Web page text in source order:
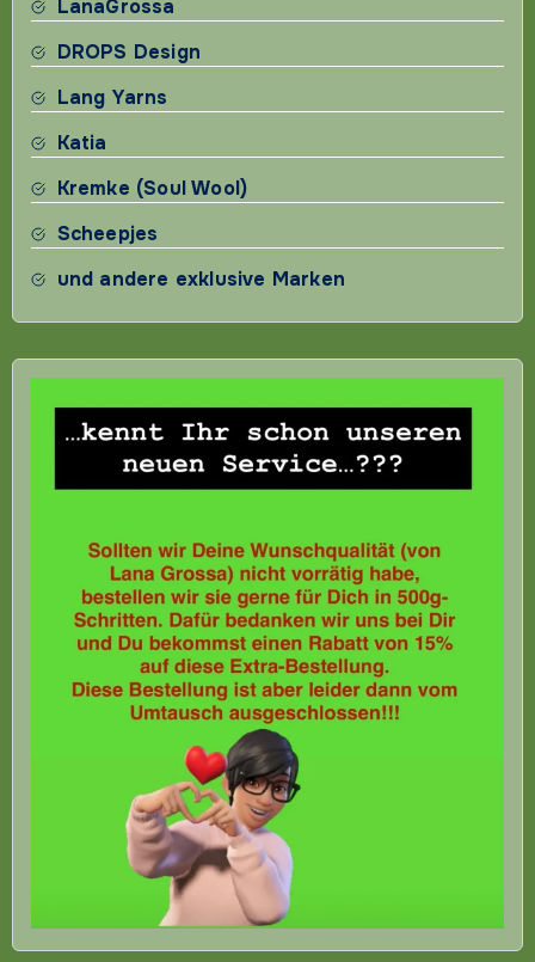
LanaGrossa
DROPS Design
Lang Yarns
Katia
Kremke (Soul Wool)
Scheepjes
und andere exklusive Marken